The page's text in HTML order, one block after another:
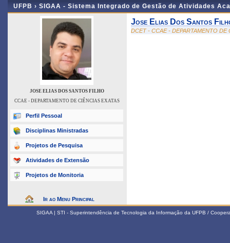
UFPB › SIGAA - Sistema Integrado de Gestão de Atividades
JOSE ELIAS DOS SANTOS FILHO
CCAE - DEPARTAMENTO DE CIÊNCIAS EXATAS
Perfil Pessoal
Disciplinas Ministradas
Projetos de Pesquisa
Atividades de Extensão
Projetos de Monitoria
Ir ao Menu Principal
Jose Elias Dos Santos
DCET - CCAE - DEPARTAMENTO DE
SIGAA | STI - Superintendência de Tecnologia da Informação da UFPB /